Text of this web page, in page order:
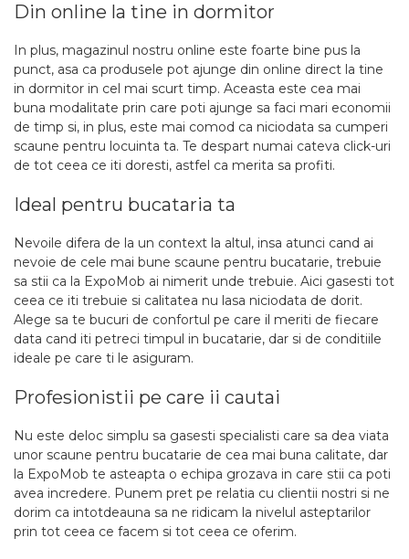
Din online la tine in dormitor
In plus, magazinul nostru online este foarte bine pus la
punct, asa ca produsele pot ajunge din online direct la tine
in dormitor in cel mai scurt timp. Aceasta este cea mai
buna modalitate prin care poti ajunge sa faci mari economii
de timp si, in plus, este mai comod ca niciodata sa cumperi
scaune pentru locuinta ta. Te despart numai cateva click-uri
de tot ceea ce iti doresti, astfel ca merita sa profiti.
Ideal pentru bucataria ta
Nevoile difera de la un context la altul, insa atunci cand ai
nevoie de cele mai bune scaune pentru bucatarie, trebuie
sa stii ca la ExpoMob ai nimerit unde trebuie. Aici gasesti tot
ceea ce iti trebuie si calitatea nu lasa niciodata de dorit.
Alege sa te bucuri de confortul pe care il meriti de fiecare
data cand iti petreci timpul in bucatarie, dar si de conditiile
ideale pe care ti le asiguram.
Profesionistii pe care ii cautai
Nu este deloc simplu sa gasesti specialisti care sa dea viata
unor scaune pentru bucatarie de cea mai buna calitate, dar
la ExpoMob te asteapta o echipa grozava in care stii ca poti
avea incredere. Punem pret pe relatia cu clientii nostri si ne
dorim ca intotdeauna sa ne ridicam la nivelul asteptarilor
prin tot ceea ce facem si tot ceea ce oferim.